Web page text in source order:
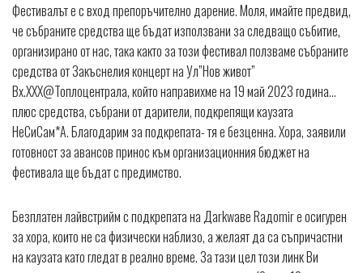
Фестивалът е с вход препоръчително дарение. Моля, имайте предвид,
че събраните средства ще бъдат използвани за следващо събитие,
организирано от нас, така както за този фестивал ползваме събраните
средства от Закъснелия концерт на Ул”Нов живот”
Вх.ХХХ@Топлоцентрала, който направихме на 19 май 2023 година…
плюс средства, събрани от дарители, подкрепящи каузата
НеСиСам*А. Благодарим за подкрепата- тя е безценна. Хора, заявили
готовност за авансов принос към организационния бюджет на
фестивала ще бъдат с предимство.
Безплатен лайвстрийм с подкрепата на Дarkwaвe Raдomir е осигурен
за хора, които не са физически наблизо, а желаят да са съпричастни
на каузата като гледат в реално време. За тази цел този линк Ви